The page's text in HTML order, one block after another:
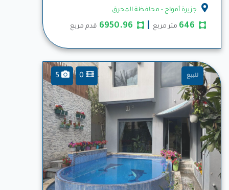
المزيد
جزيرة أمواج - محافظة المحرق
646 متر مربع 6950.96 قدم مربع
5 للبيع